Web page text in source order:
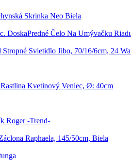
Skrinka Neo Biela
Predné Čelo Na Umývačku
Stropné Svietidlo Jibo, 70/16/6cm, 24
Kvetinový Veniec, Ø: 40cm
Roger -Trend-
Raphaela, 145/50cm, Biela